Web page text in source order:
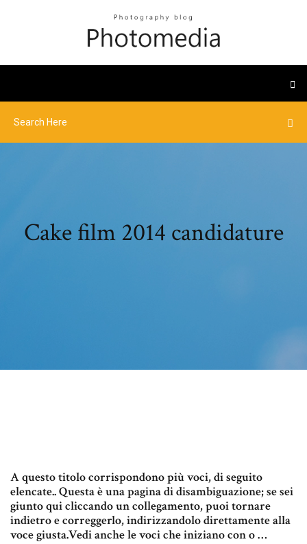
Cake film 2014 candidature
A questo titolo corrispondono più voci, di seguito
elencate.. Questa è una pagina di disambiguazione; se sei
giunto qui cliccando un collegamento, puoi tornare
indietro e correggerlo, indirizzandolo direttamente alla
voce giusta.Vedi anche le voci che iniziano con o …